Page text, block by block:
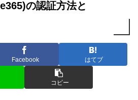
の認証方法と
Facebook はてブ
コピー